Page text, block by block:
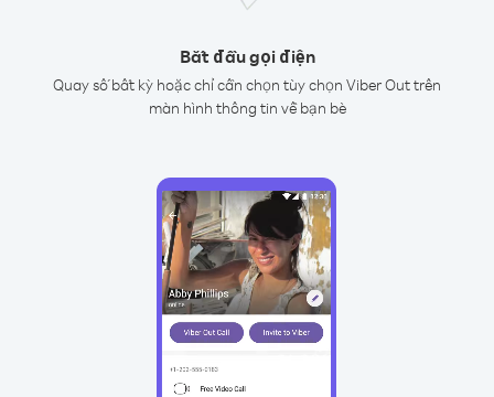
Bắt đầu gọi điện
Quay số bất kỳ hoặc chỉ cần chọn tùy chọn Viber Out trên
màn hình thông tin về bạn bè